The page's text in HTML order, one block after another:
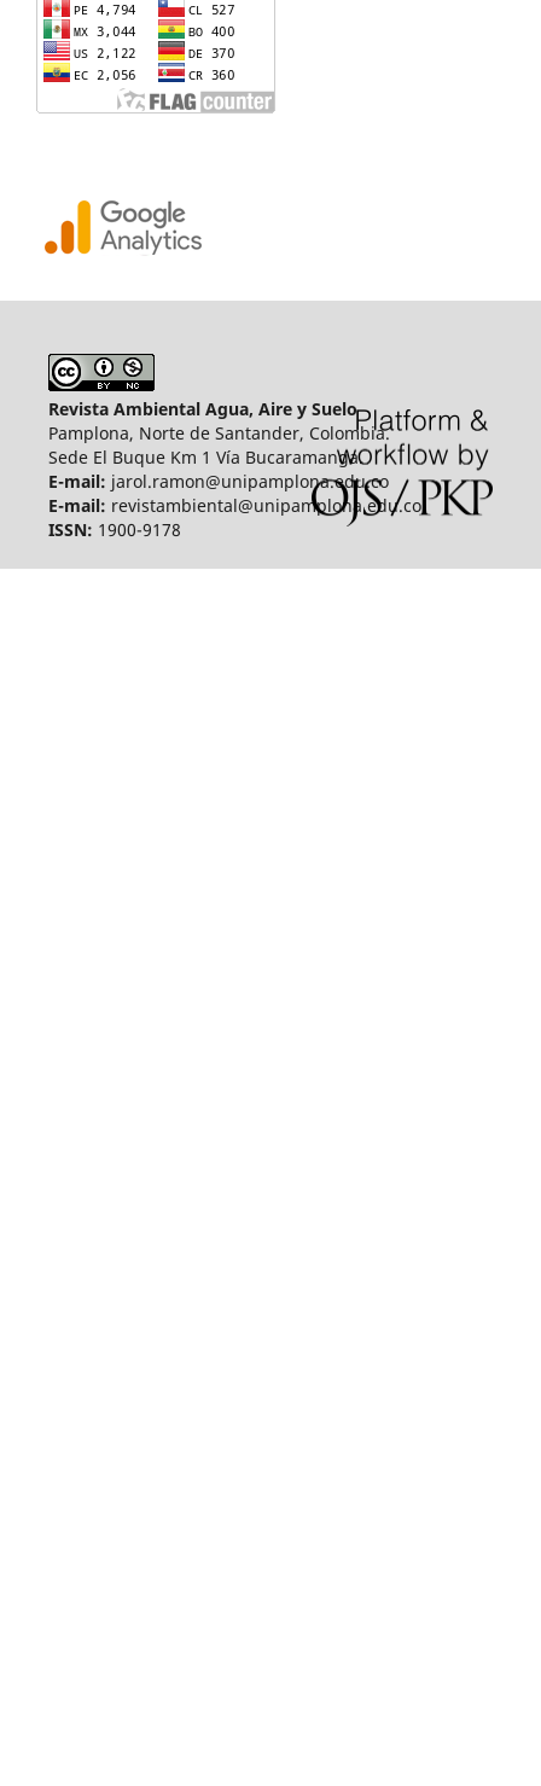
Revista Ambiental Agua, Aire y Suelo
Pamplona, Norte de Santander, Colombia.
Sede El Buque Km 1 Vía Bucaramanga.
E-mail: jarol.ramon@unipamplona.edu.co
E-mail: revistambiental@unipamplona.edu.co
ISSN: 1900-9178